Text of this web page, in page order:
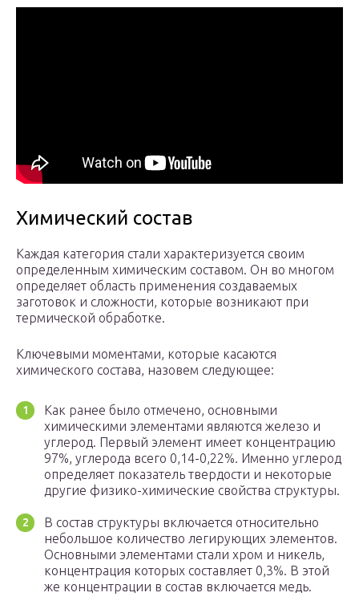
Химический состав
Каждая категория стали характеризуется своим
определенным химическим составом. Он во многом
определяет область применения создаваемых
заготовок и сложности, которые возникают при
термической обработке.
Ключевыми моментами, которые касаются
химического состава, назовем следующее:
Как ранее было отмечено, основными
химическими элементами являются железо и
углерод. Первый элемент имеет концентрацию
97%, углерода всего 0,14-0,22%. Именно углерод
определяет показатель твердости и некоторые
другие физико-химические свойства структуры.
В состав структуры включается относительно
небольшое количество легирующих элементов.
Основными элементами стали хром и никель,
концентрация которых составляет 0,3%. В этой
же концентрации в состав включается медь.